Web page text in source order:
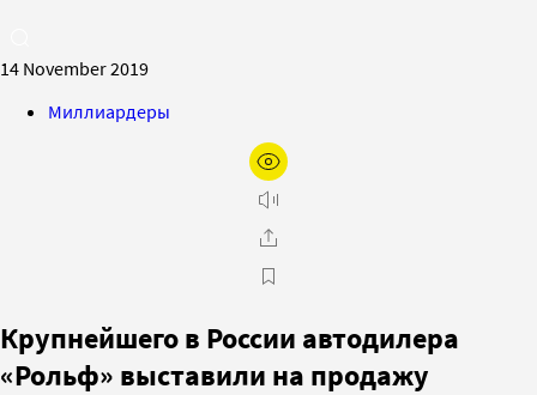
14 November 2019
Миллиардеры
Крупнейшего в России автодилера
«Рольф» выставили на продажу